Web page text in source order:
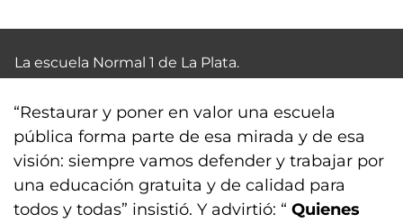
La escuela Normal 1 de La Plata.
“Restaurar y poner en valor una escuela
pública forma parte de esa mirada y de esa
visión: siempre vamos defender y trabajar por
una educación gratuita y de calidad para
todos y todas” insistió. Y advirtió: “ Quienes